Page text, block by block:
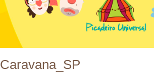
Caravana_SP